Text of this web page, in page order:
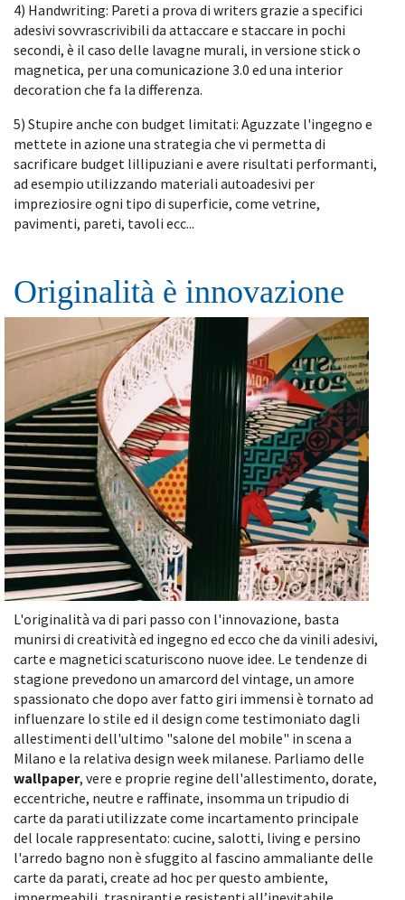
4) Handwriting: Pareti a prova di writers grazie a specifici
adesivi sovvrascrivibili da attaccare e staccare in pochi
secondi, è il caso delle lavagne murali, in versione stick o
magnetica, per una comunicazione 3.0 ed una interior
decoration che fa la differenza.
5) Stupire anche con budget limitati: Aguzzate l'ingegno e
mettete in azione una strategia che vi permetta di
sacrificare budget lillipuziani e avere risultati performanti,
ad esempio utilizzando materiali autoadesivi per
impreziosire ogni tipo di superficie, come vetrine,
pavimenti, pareti, tavoli ecc...
Originalità è innovazione
L'originalità va di pari passo con l'innovazione, basta
munirsi di creatività ed ingegno ed ecco che da vinili adesivi,
carte e magnetici scaturiscono nuove idee. Le tendenze di
stagione prevedono un amarcord del vintage, un amore
spassionato che dopo aver fatto giri immensi è tornato ad
influenzare lo stile ed il design come testimoniato dagli
allestimenti dell'ultimo "salone del mobile" in scena a
Milano e la relativa design week milanese. Parliamo delle
wallpaper, vere e proprie regine dell'allestimento, dorate,
eccentriche, neutre e raffinate, insomma un tripudio di
carte da parati utilizzate come incartamento principale
del locale rappresentato: cucine, salotti, living e persino
l'arredo bagno non è sfuggito al fascino ammaliante delle
carte da parati, create ad hoc per questo ambiente,